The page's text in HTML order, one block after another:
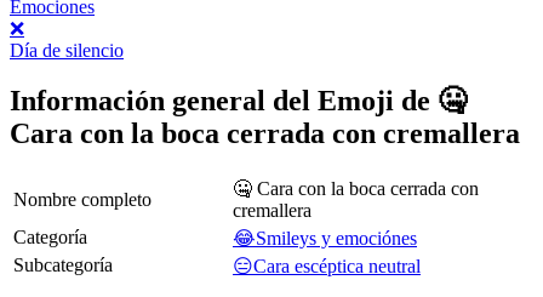
Emociones
❌
Día de silencio
Información general del Emoji de 🤐
Cara con la boca cerrada con cremallera
Nombre completo
🤐 Cara con la boca cerrada con
cremallera
Categoría
😂Smileys y emociónes
Subcategoría
😑Cara escéptica neutral